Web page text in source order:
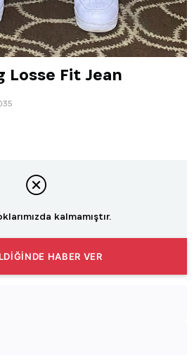
Losse Fit Jean
kalmamıştır.
HABER VER